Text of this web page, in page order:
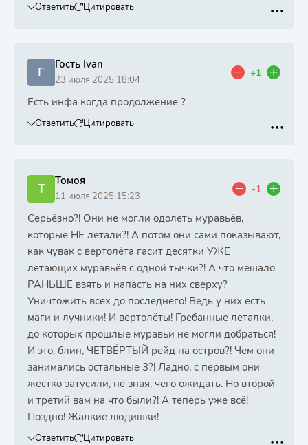
Ответить Цитировать
Г Гость Ivan
23 июля 2025 18:04
+1
Есть инфа когда продолжение ?
Ответить Цитировать
Т Томоя
11 июля 2025 15:23
-1
Серьёзно?! Они не могли одолеть муравьёв,
которые НЕ летали?! А потом они сами показывают,
как чувак с вертолёта гасит десятки УЖЕ
летающих муравьёв с одной тычки?! А что мешало
РАНЬШЕ взять и напасть на них сверху?
Уничтожить всех до последнего! Ведь у них есть
маги и лучники! И вертолёты! Гребанные леталки,
до которых прошлые муравьи не могли добраться!
И это, блин, ЧЕТВЁРТЫЙ рейд на остров?! Чем они
занимались остальные 3?! Ладно, с первым они
жёстко затусили, не зная, чего ожидать. Но второй
и третий вам на что были?! А теперь уже всё!
Поздно! Жалкие людишки!
Ответить Цитировать